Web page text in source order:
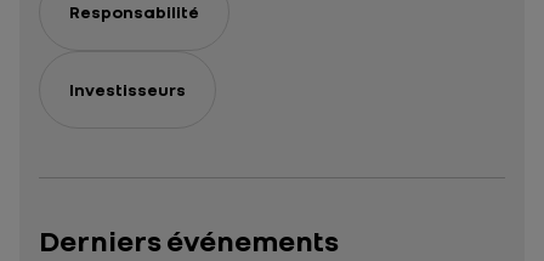
Responsabilité
Investisseurs
Derniers événements